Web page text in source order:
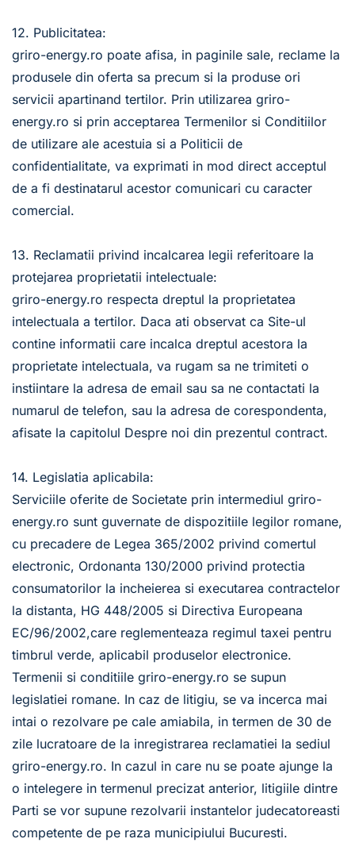
12. Publicitatea:
griro-energy.ro poate afisa, in paginile sale, reclame la
produsele din oferta sa precum si la produse ori
servicii apartinand tertilor. Prin utilizarea griro-
energy.ro si prin acceptarea Termenilor si Conditiilor
de utilizare ale acestuia si a Politicii de
confidentialitate, va exprimati in mod direct acceptul
de a fi destinatarul acestor comunicari cu caracter
comercial.
13. Reclamatii privind incalcarea legii referitoare la
protejarea proprietatii intelectuale:
griro-energy.ro respecta dreptul la proprietatea
intelectuala a tertilor. Daca ati observat ca Site-ul
contine informatii care incalca dreptul acestora la
proprietate intelectuala, va rugam sa ne trimiteti o
instiintare la adresa de email sau sa ne contactati la
numarul de telefon, sau la adresa de corespondenta,
afisate la capitolul Despre noi din prezentul contract.
14. Legislatia aplicabila:
Serviciile oferite de Societate prin intermediul griro-
energy.ro sunt guvernate de dispozitiile legilor romane,
cu precadere de Legea 365/2002 privind comertul
electronic, Ordonanta 130/2000 privind protectia
consumatorilor la incheierea si executarea contractelor
la distanta, HG 448/2005 si Directiva Europeana
EC/96/2002,care reglementeaza regimul taxei pentru
timbrul verde, aplicabil produselor electronice.
Termenii si conditiile griro-energy.ro se supun
legislatiei romane. In caz de litigiu, se va incerca mai
intai o rezolvare pe cale amiabila, in termen de 30 de
zile lucratoare de la inregistrarea reclamatiei la sediul
griro-energy.ro. In cazul in care nu se poate ajunge la
o intelegere in termenul precizat anterior, litigiile dintre
Parti se vor supune rezolvarii instantelor judecatoreasti
competente de pe raza municipiului Bucuresti.